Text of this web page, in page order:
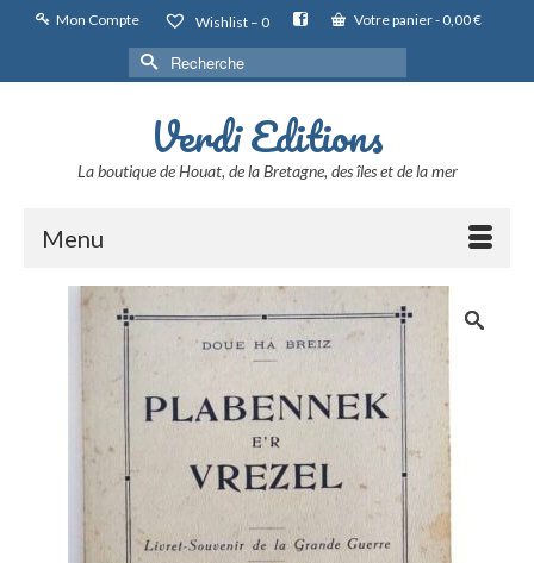
Mon Compte Wishlist – 0 Votre panier- 0,00€
Rechercher :
Verdi Editions
La boutique de Houat, de la Bretagne, des îles et de la mer
Menu